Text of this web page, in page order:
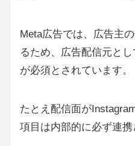
Meta広告では、広告主
るため、広告配信元と
が必須とされています。
たとえ配信面が
項目は内部的に必ず連携